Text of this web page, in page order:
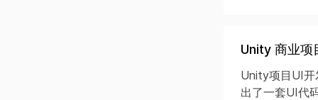
Unity 商业项
Unity项目UI开
出了一套UI代